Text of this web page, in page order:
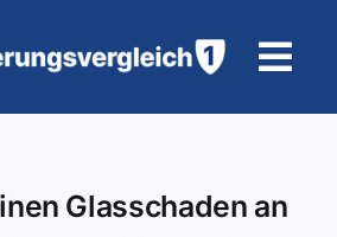
Glasschaden an